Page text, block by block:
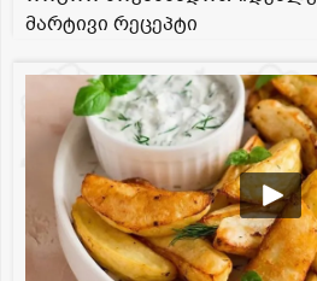
მარტივი რეცეპტი